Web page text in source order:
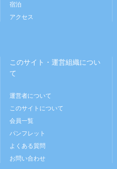
宿泊
アクセス
このサイト・運営組織につい
て
運営者について
このサイトについて
会員一覧
パンフレット
よくある質問
お問い合わせ